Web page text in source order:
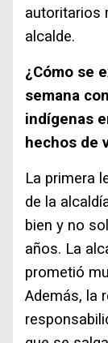
autoritarios
alcalde.
¿Cómo se
semana
indígenas
hechos de
La primera
de la
bien y no
años. La
prometió
Además, la